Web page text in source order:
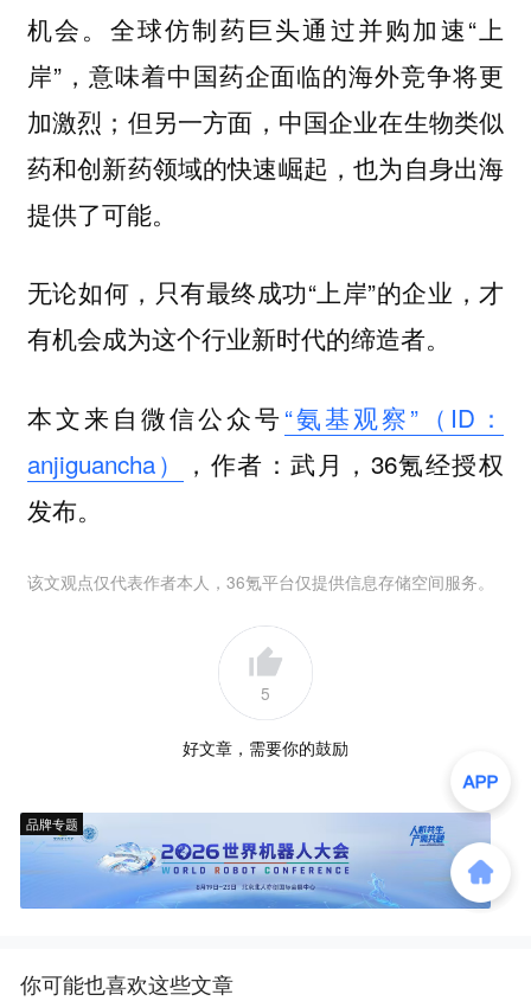
机会。全球仿制药巨头通过并购加速“上
岸”，意味着中国药企面临的海外竞争将更
加激烈；但另一方面，中国企业在生物类似
药和创新药领域的快速崛起，也为自身出海
提供了可能。
无论如何，只有最终成功“上岸”的企业，才
有机会成为这个行业新时代的缔造者。
本文来自微信公众号“氨基观察”（ID：
anjiguancha）
，作者：武月，36氪经授权
发布。
该文观点仅代表作者本人，36氪平台仅提供信息存储空间服务。
5
好文章，需要你的鼓励
品牌专题
你可能也喜欢这些文章